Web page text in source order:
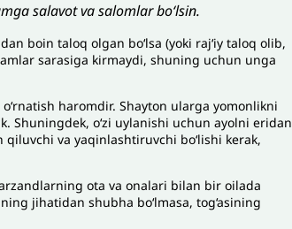
salavot va salomlar bo‘lsin.
boin taloq olgan bo‘lsa (yoki rajʻiy taloq olib,
sarasiga kirmaydi, shuning uchun unga
haromdir. Shayton ularga yomonlikni
Shuningdek, o‘zi uylanishi uchun ayolni eridan
va yaqinlashtiruvchi bo‘lishi kerak,
ota va onalari bilan bir oilada
jihatidan shubha bo‘lmasa, tog‘asining